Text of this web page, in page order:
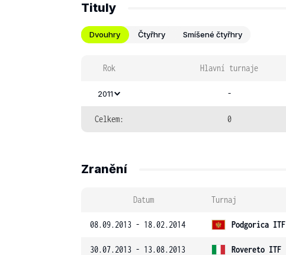
Tituly
Dvouhry Čtyřhry Smíšené čtyřhry
Rok Hlavní turnaje
2011 -
Celkem: 0
Zranění
Datum Turnaj
08.09.2013 - 18.02.2014 Podgorica ITF
30.07.2013 - 13.08.2013 Rovereto ITF